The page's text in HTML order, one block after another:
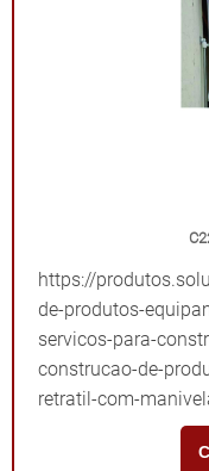
capital, interior ou
contar com
sempre o
constantemente
https://
de-produtos-
servicos-para-
construcao-de-
retratil-com-